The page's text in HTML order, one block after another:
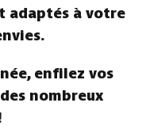
adaptés à votre
enfilez vos
nombreux